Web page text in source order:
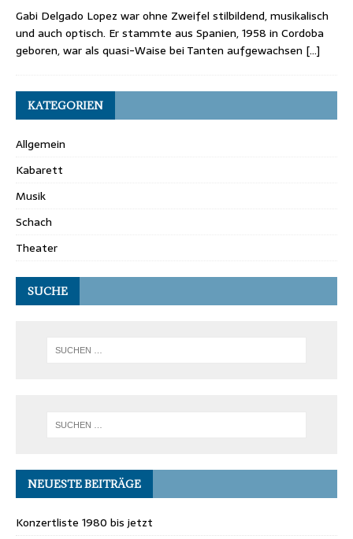
Gabi Delgado Lopez war ohne Zweifel stilbildend, musikalisch
und auch optisch. Er stammte aus Spanien, 1958 in Cordoba
geboren, war als quasi-Waise bei Tanten aufgewachsen […]
KATEGORIEN
Allgemein
Kabarett
Musik
Schach
Theater
SUCHE
NEUESTE BEITRÄGE
Konzertliste 1980 bis jetzt